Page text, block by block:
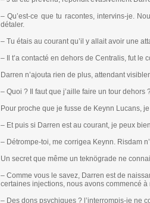
– Qu’est-ce que tu racontes, intervins-je.
détaler.
– Tu étais au courant qu’il y allait avoir une
– Il t’a contacté en dehors de Centralis, fut le
Darren n’ajouta rien de plus, attendant
– Quoi ? Il faut que j’aille faire un tour dehors
Pour proche que je fusse de Keynn Lucans,
– Et puis si Darren est au courant, je peux
– Détrompe-toi, me corrigea Keynn. Risdam
Un secret que même un teknögrade ne
– Comme vous le savez, Darren est de
certaines injections, nous avons commencé
– Des dons psychiques ? l’interrompis-je ne